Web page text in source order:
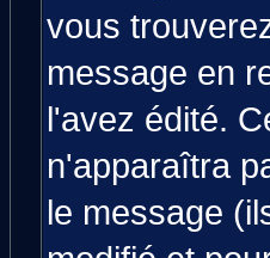
vous
message en
l'avez édité.
n'apparaîtra
le message